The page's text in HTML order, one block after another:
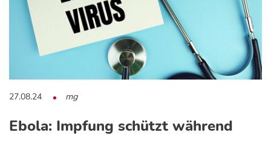
27.08.24 mg
Ebola: Impfung schützt während